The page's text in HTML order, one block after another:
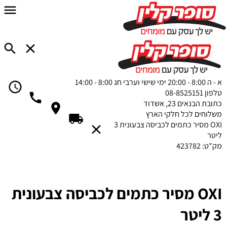
א - ה 8:00 - 20:00
ימי שישי וערבי חג 8:00 - 14:00
טלפון08-8525151
כתובתהבנאים 23, אשדוד
משלוחים לכל חלקי הארץ
OXI מסיר כתמים לכביסה צבעונית 3
ליטר
מק"ט:423782
OXI מסיר כתמים לכביסה צבעונית
3 ליטר